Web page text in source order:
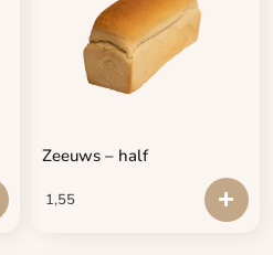
Zeeuws – half
1,55